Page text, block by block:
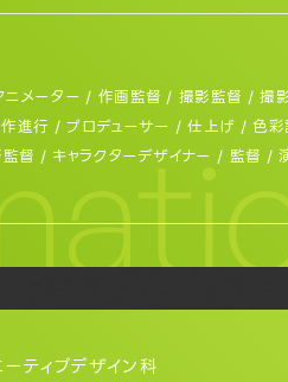
ニメーター / 作画監督 / 撮影監督 / 撮
進行 / プロデューサー / 仕上げ / 色彩
督 / キャラクターデザイナー / 監督 /
ーティブデザイン科